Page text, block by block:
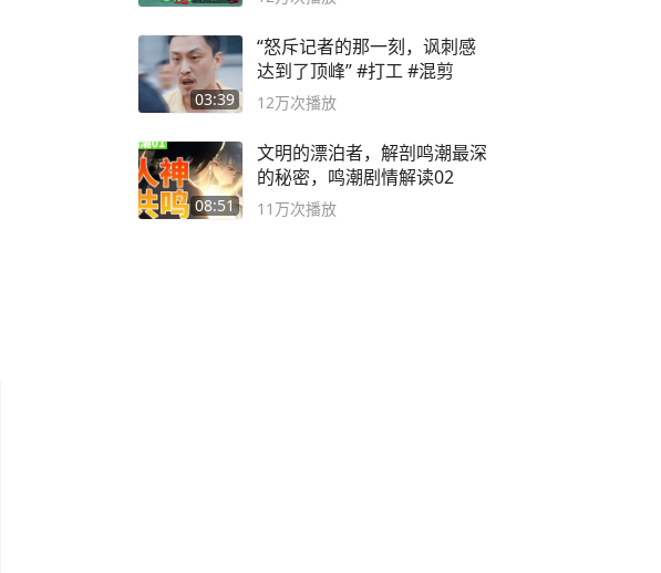
03:39
“怒斥记者的那一刻，讽刺感
达到了顶峰” #打工 #混剪
12万次播放
08:51
文明的漂泊者，解剖鸣潮最深
的秘密，鸣潮剧情解读02
11万次播放